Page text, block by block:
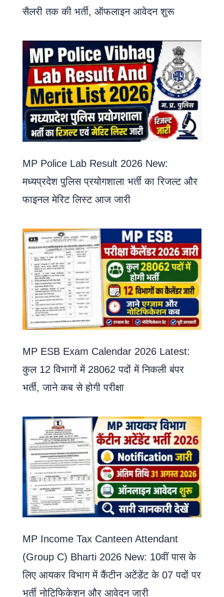
सैलरी तक की भर्ती, ऑफलाइन आवेदन शुरू
MP Police Lab Result 2026 New:
मध्यप्रदेश पुलिस प्रयोगशाला भर्ती का रिजल्ट और
फाइनल मेरिट लिस्ट आज जारी
MP ESB Exam Calendar 2026 Latest:
कुल 12 विभागों में 28062 पदों में निकली बंपर
भर्ती, जाने कब से होगी परीक्षा
MP Income Tax Canteen Attendant
(Group C) Bharti 2026 New: 10वीं पास के
लिए आयकर विभाग में कैंटीन अटेंडेंट के 07 पदों पर
भर्ती नोटिफिकेशन और आवेदन जारी